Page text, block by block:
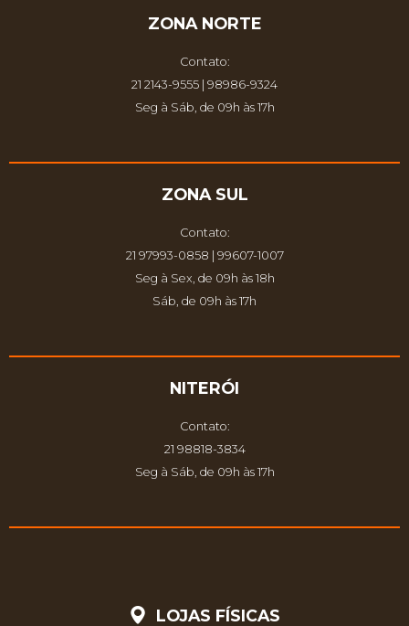
ZONA NORTE
Contato:
21 2143-9555 | 98986-9324
Seg à Sáb, de 09h às 17h
ZONA SUL
Contato:
21 97993-0858 | 99607-1007
Seg à Sex, de 09h às 18h
Sáb, de 09h às 17h
NITERÓI
Contato:
21 98818-3834
Seg à Sáb, de 09h às 17h
LOJAS FÍSICAS